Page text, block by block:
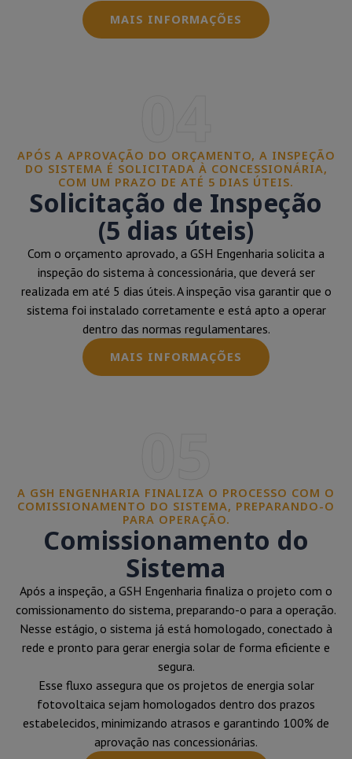
MAIS INFORMAÇÕES
APÓS A APROVAÇÃO DO ORÇAMENTO, A INSPEÇÃO
DO SISTEMA É SOLICITADA À CONCESSIONÁRIA,
COM UM PRAZO DE ATÉ 5 DIAS ÚTEIS.
Solicitação de Inspeção
(5 dias úteis)
Com o orçamento aprovado, a GSH Engenharia solicita a
inspeção do sistema à concessionária, que deverá ser
realizada em até 5 dias úteis. A inspeção visa garantir que o
sistema foi instalado corretamente e está apto a operar
dentro das normas regulamentares.
MAIS INFORMAÇÕES
A GSH ENGENHARIA FINALIZA O PROCESSO COM O
COMISSIONAMENTO DO SISTEMA, PREPARANDO-O
PARA OPERAÇÃO.
Comissionamento do
Sistema
Após a inspeção, a GSH Engenharia finaliza o projeto com o
comissionamento do sistema, preparando-o para a operação.
Nesse estágio, o sistema já está homologado, conectado à
rede e pronto para gerar energia solar de forma eficiente e
segura.
Esse fluxo assegura que os projetos de energia solar
fotovoltaica sejam homologados dentro dos prazos
estabelecidos, minimizando atrasos e garantindo 100% de
aprovação nas concessionárias.